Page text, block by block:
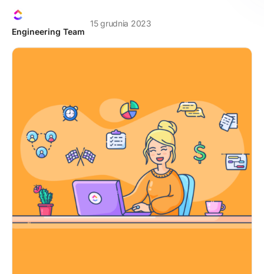
Engineering Team
15 grudnia 2023